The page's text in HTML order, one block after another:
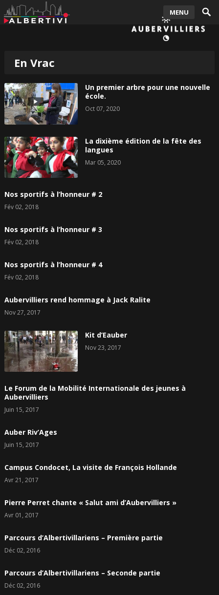
MENU
En Vrac
Un premier arbre pour une nouvelle
école.
Oct 07, 2020
La dixième édition de la fête des
langues
Mar 05, 2020
Nos sportifs à l’honneur # 2
Fév 02, 2018
Nos sportifs à l’honneur # 3
Fév 02, 2018
Nos sportifs à l’honneur # 4
Fév 02, 2018
Aubervilliers rend hommage à Jack Ralite
Nov 27, 2017
Kit d’Eauber
Nov 23, 2017
Le Forum de la Mobilité Internationale des jeunes à
Aubervilliers
Juin 15, 2017
Auber Riv’Ages
Juin 15, 2017
Campus Condocet, La visite de François Hollande
Avr 21, 2017
Pierre Perret chante « Salut ami d’Aubervilliers »
Avr 01, 2017
Parcours d’Albertivillariens – Première partie
Déc 02, 2016
Parcours d’Albertivillariens – Seconde partie
Déc 02, 2016